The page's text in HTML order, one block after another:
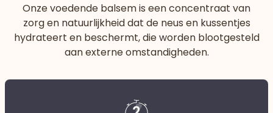
Onze voedende balsem is een concentraat van
zorg en natuurlijkheid dat de neus en kussentjes
hydrateert en beschermt, die worden blootgesteld
aan externe omstandigheden.